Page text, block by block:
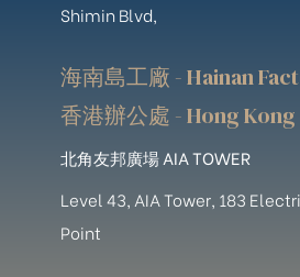
Shimin Blvd,
海南島工廠 - Hainan
香港辦公處 - Hong
北角友邦廣場 AIA TOWER
Level 43, AIA Tower, 183
Point